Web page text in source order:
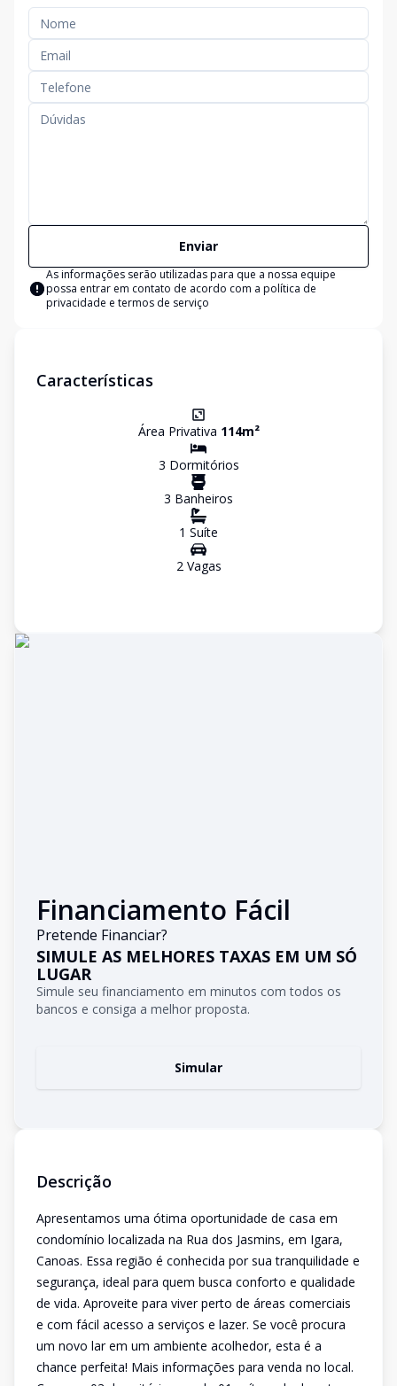
Enviar
As informações serão utilizadas para que a nossa equipe
possa entrar em contato de acordo com a política de
privacidade e termos de serviço
Características
Área Privativa 114m²
3 Dormitórios
3 Banheiros
1 Suíte
2Vagas
Financiamento Fácil
Pretende Financiar?
SIMULE AS MELHORES TAXAS EM UM SÓ
LUGAR
Simule seu financiamento em minutos com todos os
bancos e consiga a melhor proposta.
Simular
Descrição
Apresentamos uma ótima oportunidade de casa em
condomínio localizada na Rua dos Jasmins, em Igara,
Canoas. Essa região é conhecida por sua tranquilidade e
segurança, ideal para quem busca conforto e qualidade
de vida. Aproveite para viver perto de áreas comerciais
e com fácil acesso a serviços e lazer. Se você procura
um novo lar em um ambiente acolhedor, esta é a
chance perfeita! Mais informações para venda no local.